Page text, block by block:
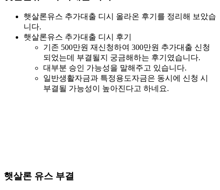
햇살론유스 추가대출 디시 올라온 후기를 정리해 보았습
니다.
햇살론유스 추가대출 디시 후기
기존 500만원 재신청하여 300만원 추가대출 신청
되었는데 부결될지 궁금해하는 후기였습니다.
대부분 승인 가능성을 말해주고 있습니다.
일반생활자금과 특정용도자금은 동시에 신청 시
부결될 가능성이 높아진다고 하네요.
햇살론 유스 부결